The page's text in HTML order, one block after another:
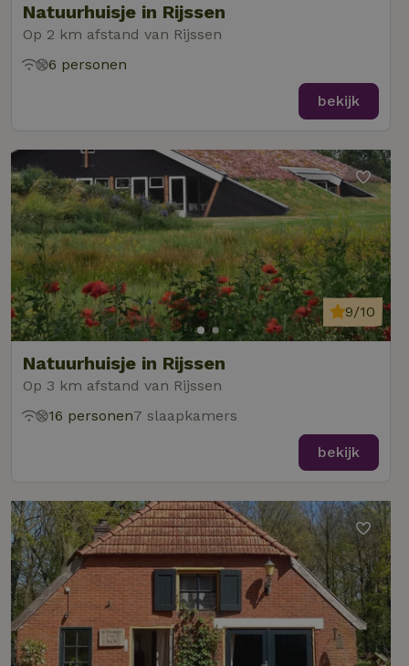
Natuurhuisje in Rijssen
Op 2 km afstand van Rijssen
6 personen
bekijk
Natuurhuisje in Rijssen
Op 3 km afstand van Rijssen
9/10
16 personen7 slaapkamers
bekijk